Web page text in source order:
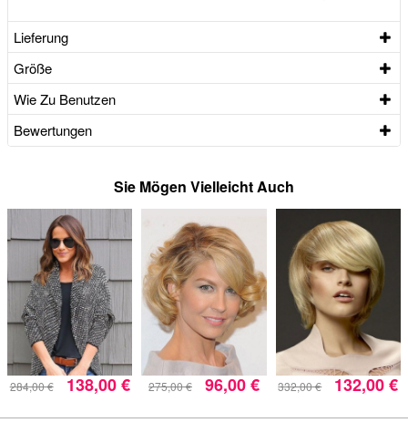
Lieferung
Größe
Wie Zu Benutzen
Bewertungen
Sie Mögen Vielleicht Auch
284,00 € 138,00 € 275,00 € 96,00 € 332,00 € 132,00 €